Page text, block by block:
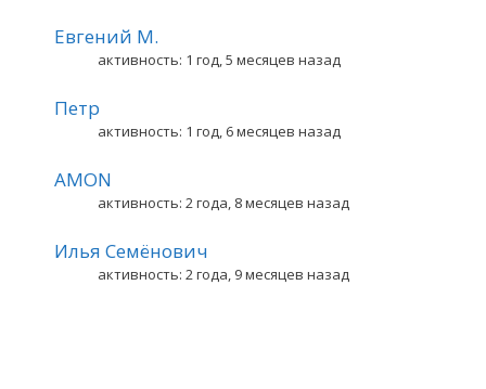
Евгений М.
активность: 1 год, 5 месяцев назад
Петр
активность: 1 год, 6 месяцев назад
AMON
активность: 2 года, 8 месяцев назад
Илья Семёнович
активность: 2 года, 9 месяцев назад